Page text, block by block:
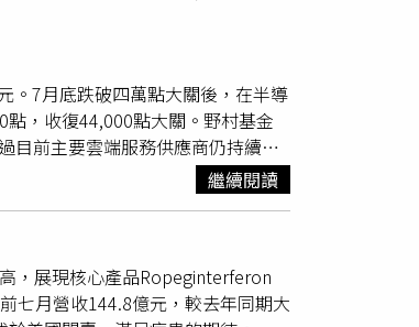
。7月底跌破四萬點大關後，在半導
，收復44,000點大關。野村基金
目前主要雲端服務供應商仍持續推
經歷修正後，市場資金已有回流AI
企業財報表現普遍優於預期、通膨
野村投信指出，美股近日反彈，
可望於近日達成協議，重新開放
財報表現普遍優於市場預期，企
要指數同步反彈。
繼續閱讀
，展現核心產品Ropeginterferon
七月營收144.8億元，較去年同期大